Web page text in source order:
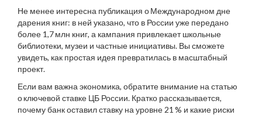
Не менее интересна публикация о Международном дне
дарения книг: в ней указано, что в России уже передано
более 1,7 млн книг, а кампания привлекает школьные
библиотеки, музеи и частные инициативы. Вы сможете
увидеть, как простая идея превратилась в масштабный
проект.
Если вам важна экономика, обратите внимание на статью
о ключевой ставке ЦБ России. Кратко рассказывается,
почему банк оставил ставку на уровне 21 % и какие риски